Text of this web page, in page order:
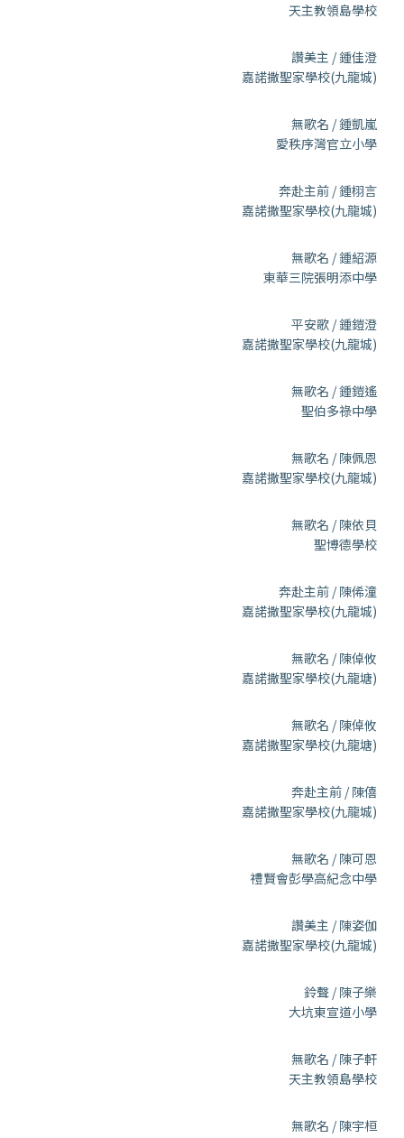
天主教領島學校
讚美主 / 鍾佳澄
嘉諾撒聖家學校(九龍城)
無歌名 / 鍾凱嵐
愛秩序灣官立小學
奔赴主前 / 鍾栩言
嘉諾撒聖家學校(九龍城)
無歌名 / 鍾紹源
東華三院張明添中學
平安歌 / 鍾鎧澄
嘉諾撒聖家學校(九龍城)
無歌名 / 鍾鎧遙
聖伯多祿中學
無歌名 / 陳佩恩
嘉諾撒聖家學校(九龍城)
無歌名 / 陳依貝
聖博德學校
奔赴主前 / 陳俙潼
嘉諾撒聖家學校(九龍城)
無歌名 / 陳倬攸
嘉諾撒聖家學校(九龍塘)
無歌名 / 陳倬攸
嘉諾撒聖家學校(九龍塘)
奔赴主前 / 陳僖
嘉諾撒聖家學校(九龍城)
無歌名 / 陳可恩
禮賢會彭學高紀念中學
讚美主 / 陳姿伽
嘉諾撒聖家學校(九龍城)
鈴聲 / 陳子樂
大坑東宣道小學
無歌名 / 陳子軒
天主教領島學校
無歌名 / 陳宇桓